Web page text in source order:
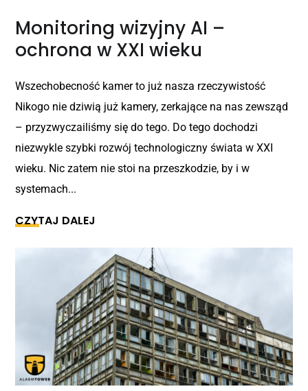
Monitoring wizyjny AI –
ochrona w XXI wieku
Wszechobecność kamer to już nasza rzeczywistość
Nikogo nie dziwią już kamery, zerkające na nas zewsząd
– przyzwyczailiśmy się do tego. Do tego dochodzi
niezwykle szybki rozwój technologiczny świata w XXI
wieku. Nic zatem nie stoi na przeszkodzie, by i w
systemach...
CZYTAJ DALEJ